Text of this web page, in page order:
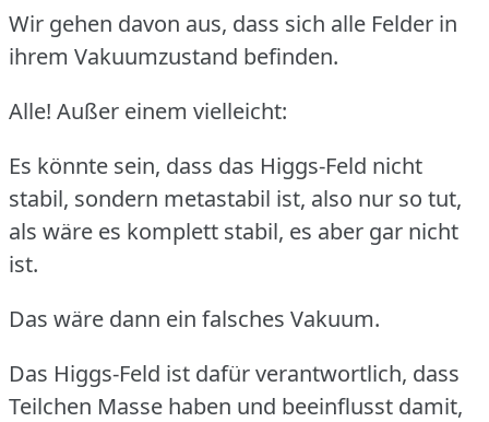
Wir gehen davon aus, dass sich alle Felder in
ihrem Vakuumzustand befinden.
Alle! Außer einem vielleicht:
Es könnte sein, dass das Higgs-Feld nicht
stabil, sondern metastabil ist, also nur so tut,
als wäre es komplett stabil, es aber gar nicht
ist.
Das wäre dann ein falsches Vakuum.
Das Higgs-Feld ist dafür verantwortlich, dass
Teilchen Masse haben und beeinflusst damit,